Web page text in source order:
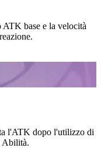
base e la velocità
l'ATK dopo l'utilizzo di
Abilità.